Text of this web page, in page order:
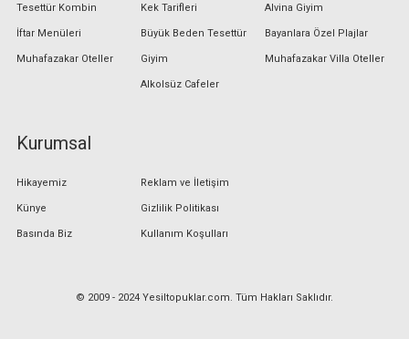
Tesettür Kombin
İftar Menüleri
Muhafazakar Oteller
Kek Tarifleri
Büyük Beden Tesettür
Giyim
Alkolsüz Cafeler
Alvina Giyim
Bayanlara Özel Plajlar
Muhafazakar Villa Oteller
Kurumsal
Hikayemiz
Künye
Basında Biz
Reklam ve İletişim
Gizlilik Politikası
Kullanım Koşulları
© 2009 - 2024 Yesiltopuklar.com. Tüm Hakları Saklıdır.